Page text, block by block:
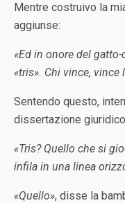
Mentre costruivo la
aggiunse:
«Ed in onore del
«tris». Chi vince, vince
Sentendo questo,
dissertazione
«Tris? Quello che si
infila in una linea
«Quello», disse la